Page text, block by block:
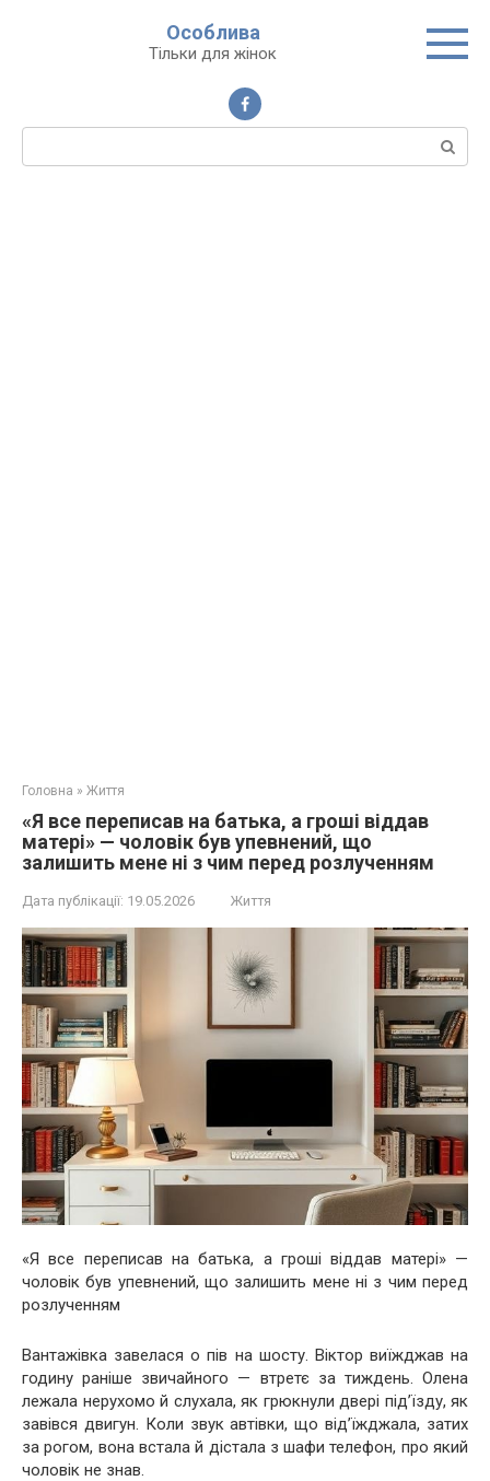
Особлива
Тільки для жінок
Пошук:
Головна » Життя
«Я все переписав на батька, а гроші віддав
матері» — чоловік був упевнений, що
залишить мене ні з чим перед розлученням
Дата публікації: 19.05.2026 Життя
«Я все переписав на батька, а гроші віддав матері» —
чоловік був упевнений, що залишить мене ні з чим перед
розлученням
Вантажівка завелася о пів на шосту. Віктор виїжджав на
годину раніше звичайного — втретє за тиждень. Олена
лежала нерухомо й слухала, як грюкнули двері під’їзду, як
завівся двигун. Коли звук автівки, що від’їжджала, затих
за рогом, вона встала й дістала з шафи телефон, про який
чоловік не знав.